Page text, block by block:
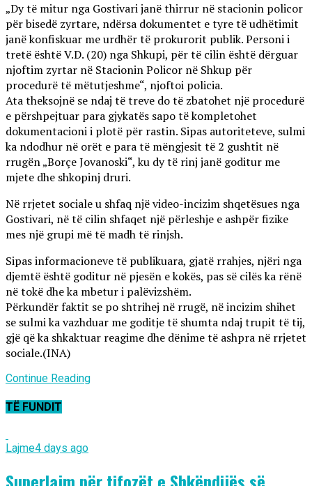
„Dy të mitur nga Gostivari janë thirrur në stacionin policor
për bisedë zyrtare, ndërsa dokumentet e tyre të udhëtimit
janë konfiskuar me urdhër të prokurorit publik. Personi i
tretë është V.D. (20) nga Shkupi, për të cilin është dërguar
njoftim zyrtar në Stacionin Policor në Shkup për
procedurë të mëtutjeshme“, njoftoi policia.
Ata theksojnë se ndaj të treve do të zbatohet një procedurë
e përshpejtuar para gjykatës sapo të kompletohet
dokumentacioni i plotë për rastin. Sipas autoriteteve, sulmi
ka ndodhur në orët e para të mëngjesit të 2 gushtit në
rrugën „Borçe Jovanoski“, ku dy të rinj janë goditur me
mjete dhe shkopinj druri.
Në rrjetet sociale u shfaq një video-incizim shqetësues nga
Gostivari, në të cilin shfaqet një përleshje e ashpër fizike
mes një grupi më të madh të rinjsh.
Sipas informacioneve të publikuara, gjatë rrahjes, njëri nga
djemtë është goditur në pjesën e kokës, pas së cilës ka rënë
në tokë dhe ka mbetur i palëvizshëm.
Përkundër faktit se po shtrihej në rrugë, në incizim shihet
se sulmi ka vazhduar me goditje të shumta ndaj trupit të tij,
gjë që ka shkaktuar reagime dhe dënime të ashpra në rrjetet
sociale.(INA)
Continue Reading
TË FUNDIT
Lajme4 days ago
Superlajm për tifozët e Shkëndijës së